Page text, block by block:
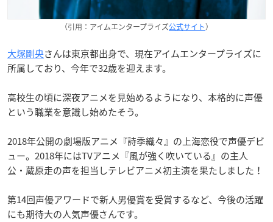
（引用：アイムエンタープライズ公式サイト）
大塚剛央さんは東京都出身で、現在アイムエンタープライズに
所属しており、今年で32歳を迎えます。
高校生の頃に深夜アニメを見始めるようになり、本格的に声優
という職業を意識し始めたそう。
2018年公開の劇場版アニメ『詩季織々』の上海恋役で声優デビ
ュー。2018年にはTVアニメ『風が強く吹いている』の主人
公・蔵原走の声を担当しテレビアニメ初主演を果たしました！
第14回声優アワードで新人男優賞を受賞するなど、今後の活躍
にも期待大の人気声優さんです。